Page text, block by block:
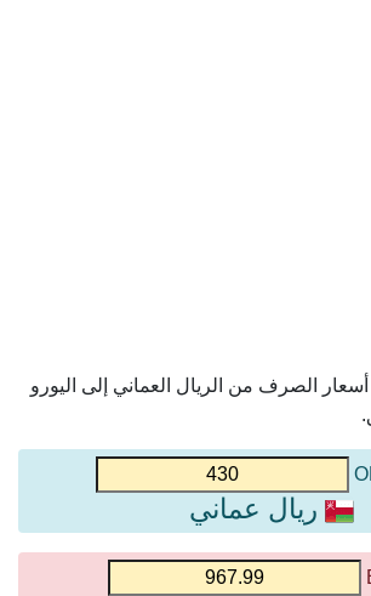
الصرف من الريال العماني إلى اليورو
ريال عماني